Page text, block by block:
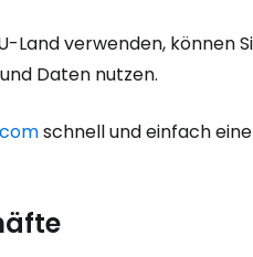
Land verwenden, können
Daten nutzen.
schnell und einfach